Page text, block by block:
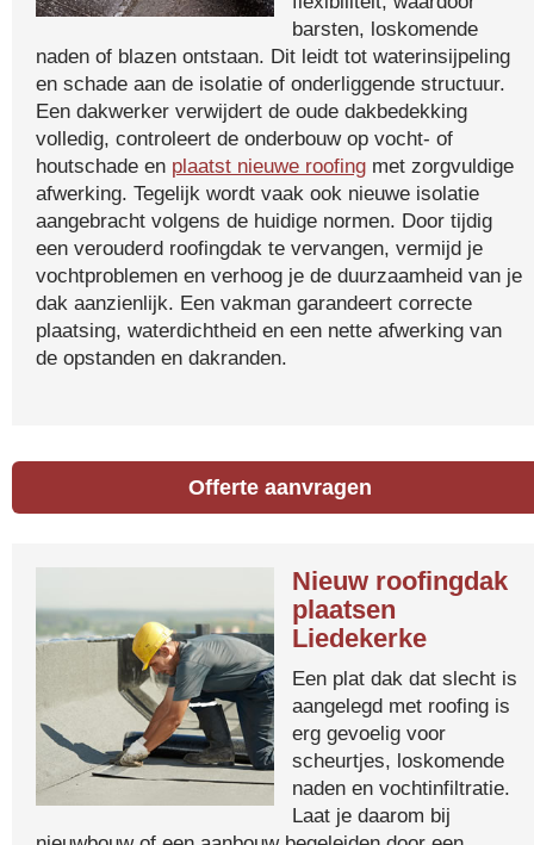
barsten, loskomende
naden of blazen ontstaan. Dit leidt tot waterinsijpeling
en schade aan de isolatie of onderliggende structuur.
Een dakwerker verwijdert de oude dakbedekking
volledig, controleert de onderbouw op vocht- of
houtschade en plaatst nieuwe roofing met zorgvuldige
afwerking. Tegelijk wordt vaak ook nieuwe isolatie
aangebracht volgens de huidige normen. Door tijdig
een verouderd roofingdak te vervangen, vermijd je
vochtproblemen en verhoog je de duurzaamheid van je
dak aanzienlijk. Een vakman garandeert correcte
plaatsing, waterdichtheid en een nette afwerking van
de opstanden en dakranden.
Offerte aanvragen
Nieuw roofingdak
plaatsen
Liedekerke
Een plat dak dat slecht is
aangelegd met roofing is
erg gevoelig voor
scheurtjes, loskomende
naden en vochtinfiltratie.
Laat je daarom bij